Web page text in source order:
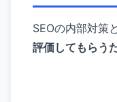
SEOの内部対策
評価してもらう